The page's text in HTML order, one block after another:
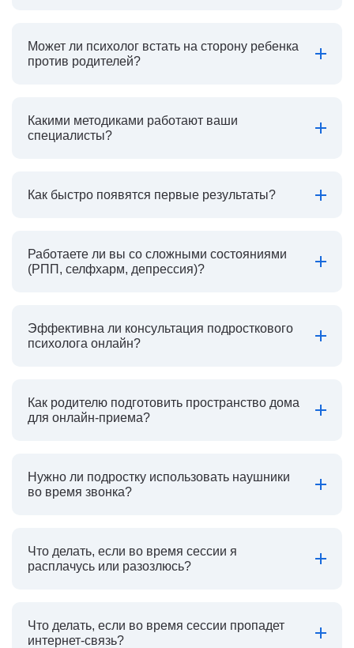
Может ли психолог встать на сторону ребенка
против родителей?
Какими методиками работают ваши
специалисты?
Как быстро появятся первые результаты?
Работаете ли вы со сложными состояниями
(РПП, селфхарм, депрессия)?
Эффективна ли консультация подросткового
психолога онлайн?
Как родителю подготовить пространство дома
для онлайн-приема?
Нужно ли подростку использовать наушники
во время звонка?
Что делать, если во время сессии я
расплачусь или разозлюсь?
Что делать, если во время сессии пропадет
интернет-связь?